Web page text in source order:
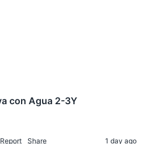
con Agua 2-3Y
Report Share 1 day ago